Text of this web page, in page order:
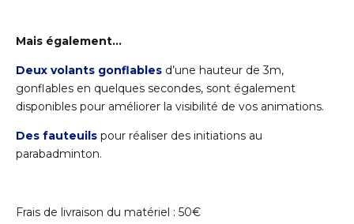
Mais également…
Deux volants gonflables d’une hauteur de 3m,
gonflables en quelques secondes, sont également
disponibles pour améliorer la visibilité de vos animations.
Des fauteuils pour réaliser des initiations au
parabadminton.
Frais de livraison du matériel : 50€